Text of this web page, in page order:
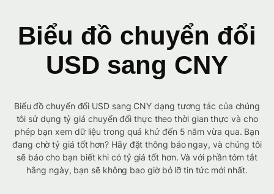
Biểu đồ chuyển đổi
USD sang CNY
Biểu đồ chuyển đổi USD sang CNY dạng tương tác của chúng
tôi sử dụng tỷ giá chuyển đổi thực theo thời gian thực và cho
phép bạn xem dữ liệu trong quá khứ đến 5 năm vừa qua. Bạn
đang chờ tỷ giá tốt hơn? Hãy đặt thông báo ngay, và chúng tôi
sẽ báo cho bạn biết khi có tỷ giá tốt hơn. Và với phần tóm tắt
hằng ngày, bạn sẽ không bao giờ bỏ lỡ tin tức mới nhất.